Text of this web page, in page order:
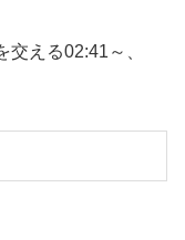
える02:41～、